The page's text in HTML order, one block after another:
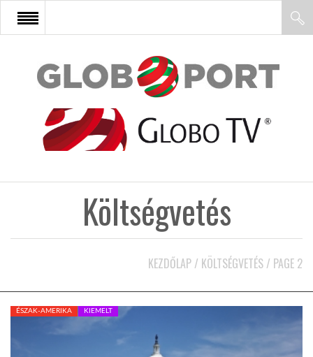
FŐOLDAL
AFRIKA
Költségvetés
KEZDŐLAP / KÖLTSÉGVETÉS / PAGE 2
ÉSZAK-AMERIKA KIEMELT